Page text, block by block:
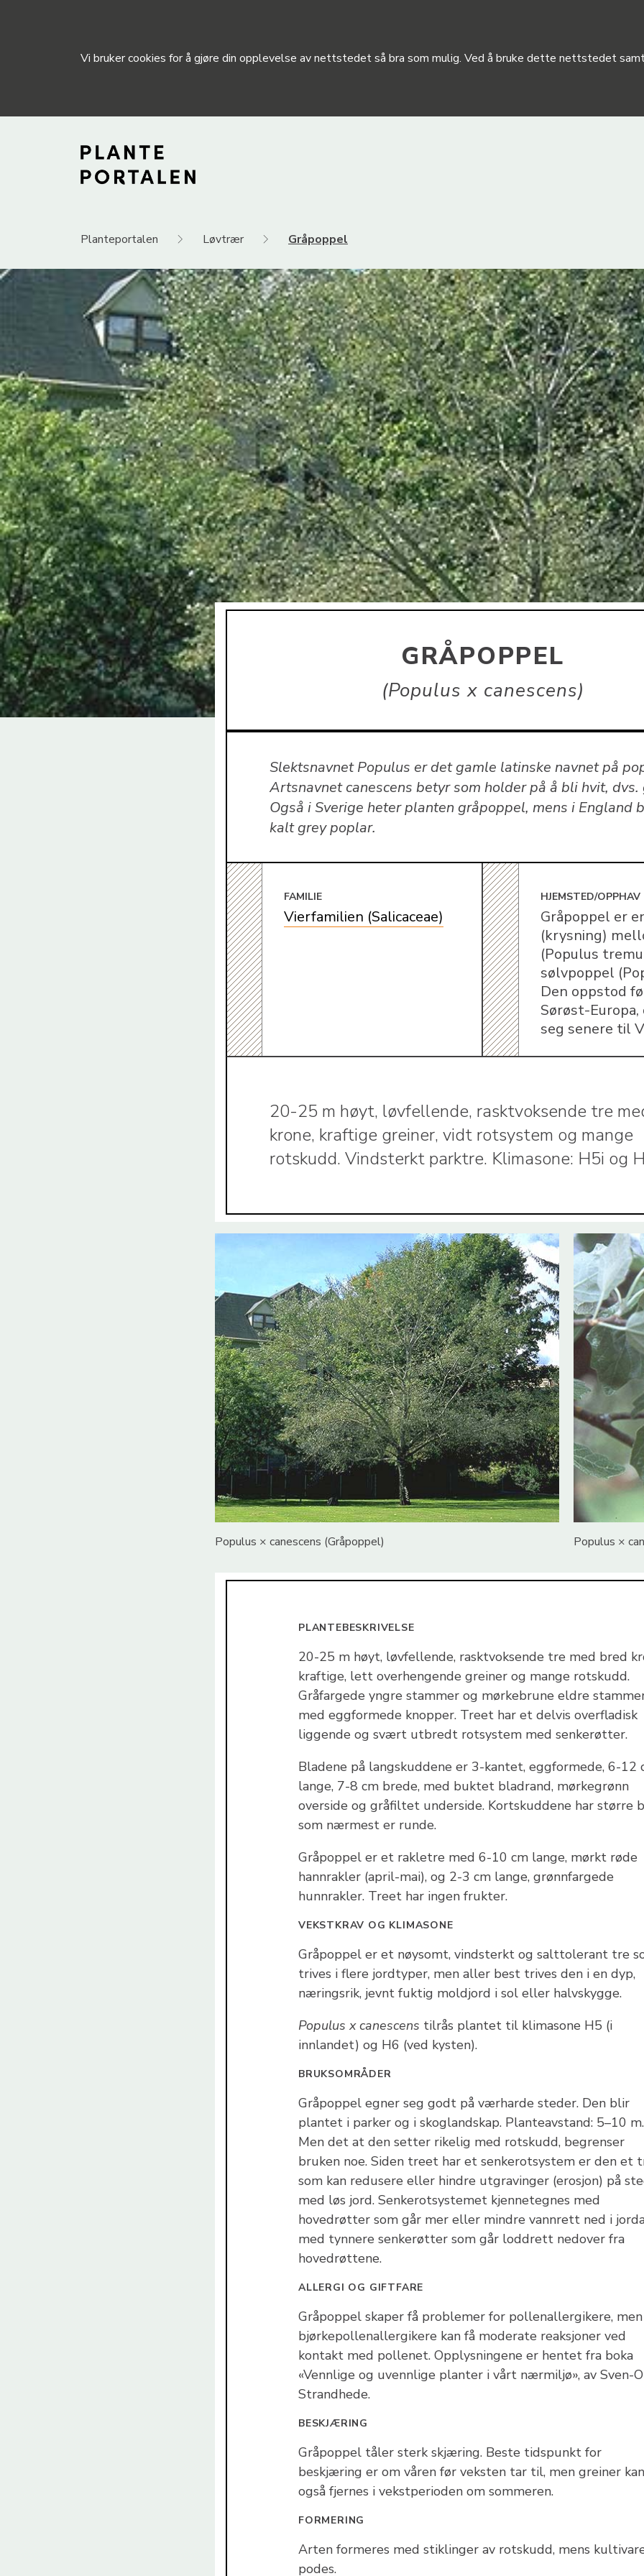
Planteportalen Løvtrær Gråpoppel
Vi bruker cookies for å gjøre din opplevelse av nettstedet så bra som mulig. Ved å bruke dette nettstedet
GRÅPOPPEL
Populus x canescens
Slektsnavnet Populus er det gamle latinske navnet på
Artsnavnet canescens betyr som holder på å bli hvit, dvs.
Også i Sverige heter planten gråpoppel, mens i England
kalt grey poplar.
FAMILIE
Vierfamilien (Salicaceae)
HJEMSTED/OPPHAV
Gråpoppel er
(krysning)
(Populus
sølvpoppel
Den oppstod
Sørøst-
seg senere til
20-25 m høyt, løvfellende, rasktvoksende tre
krone, kraftige greiner, vidt rotsystem og mange
rotskudd. Vindsterkt parktre. Klimasone: H5i og
Populus × canescens (Gråpoppel) Populus ×
PLANTEBESKRIVELSE
20-25 m høyt, løvfellende, rasktvoksende tre med bred
kraftige, lett overhengende greiner og mange rotskudd.
Gråfargede yngre stammer og mørkebrune eldre
med eggformede knopper. Treet har et delvis overfladisk
liggende og svært utbredt rotsystem med senkerøtter.
Bladene på langskuddene er 3-kantet, eggformede, 6-12
lange, 7-8 cm brede, med buktet bladrand, mørkegrønn
overside og gråfiltet underside. Kortskuddene har større
som nærmest er runde.
Gråpoppel er et rakletre med 6-10 cm lange, mørkt røde
hannrakler (april-mai), og 2-3 cm lange, grønnfargede
hunnrakler. Treet har ingen frukter.
VEKSTKRAV OG KLIMASONE
Gråpoppel er et nøysomt, vindsterkt og salttolerant tre
trives i flere jordtyper, men aller best trives den i en dyp,
næringsrik, jevnt fuktig moldjord i sol eller halvskygge.
Populus x canescens tilrås plantet til klimasone H5 (i
innlandet) og H6 (ved kysten).
BRUKSOMRÅDER
Gråpoppel egner seg godt på værharde steder. Den blir
plantet i parker og i skoglandskap. Planteavstand: 5–10 m.
Men det at den setter rikelig med rotskudd, begrenser
bruken noe. Siden treet har et senkerotsystem er den et
som kan redusere eller hindre utgravinger (erosjon) på
med løs jord. Senkerotsystemet kjennetegnes med
hovedrøtter som går mer eller mindre vannrett ned i
med tynnere senkerøtter som går loddrett nedover fra
hovedrøttene.
ALLERGI OG GIFTFARE
Gråpoppel skaper få problemer for pollenallergikere, men
bjørkepollenallergikere kan få moderate reaksjoner ved
kontakt med pollenet. Opplysningene er hentet fra boka
«Vennlige og uvennlige planter i vårt nærmiljø», av Sven-
Strandhede.
BESKJÆRING
Gråpoppel tåler sterk skjæring. Beste tidspunkt for
beskjæring er om våren før veksten tar til, men greiner kan
også fjernes i vekstperioden om sommeren.
FORMERING
Arten formeres med stiklinger av rotskudd, mens
podes.